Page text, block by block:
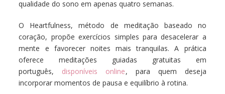
qualidade do sono em apenas quatro semanas.
O Heartfulness, método de meditação baseado no
coração, propõe exercícios simples para desacelerar a
mente e favorecer noites mais tranquilas. A prática
oferece meditações guiadas gratuitas em
português, disponíveis online, para quem deseja
incorporar momentos de pausa e equilíbrio à rotina.